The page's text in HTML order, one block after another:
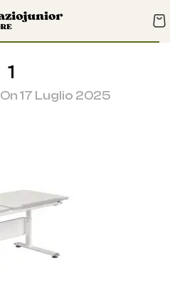
1
On 17 Luglio 2025